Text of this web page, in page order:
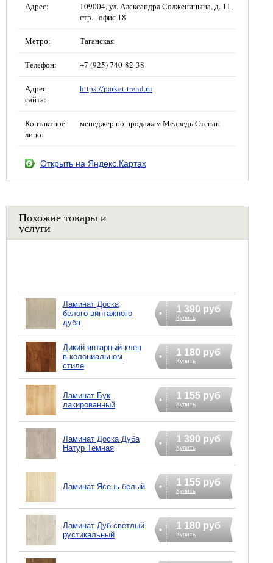
Адрес:
109004, ул. Александра Солженицына, д. 11,
стр. , офис 18
Метро: Таганская
Телефон: +7 (925) 740-82-38
Адрес
сайта:
https://parket-trend.ru
Контактное
лицо:
менеджер по продажам Медведь Степан
Открыть на Яндекс.Картах
Похожие товары и
услуги
Ламинат Доска
белого винтажного
дуба
1 390 руб
Купить
Дикий янтарный клен
в колониальном
стиле
1 180 руб
Купить
Ламинат Бук
лакированный
1 155 руб
Купить
Ламинат Доска Дуба
Натур Темная
1 390 руб
Купить
Ламинат Ясень белый 1 155 руб
Купить
Ламинат Дуб светлый
рустикальный
1 180 руб
Купить